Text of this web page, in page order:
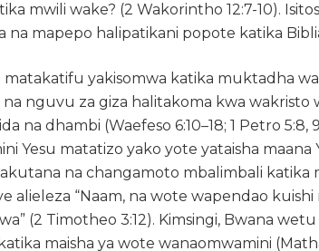
mwili wake? (2 Wakorintho 12:7-10).
na mapepo halipatikani popote katika
matakatifu yakisomwa katika muktadha
na nguvu za giza halitakoma kwa
na dhambi (Waefeso 6:10–18; 1 Petro
Yesu matatizo yako yote yataisha
na changamoto mbalimbali katika
alieleza “Naam, na wote wapendao
(2 Timotheo 3:12). Kimsingi, Bwana
maisha ya wote wanaomwamini